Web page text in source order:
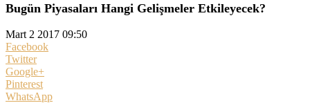
Bugün Piyasaları Hangi Gelişmeler Etkileyecek?
Mart 2 2017 09:50
Facebook
Twitter
Google+
Pinterest
WhatsApp